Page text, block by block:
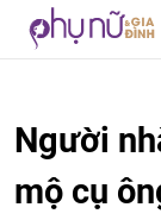
Người
mộ cụ